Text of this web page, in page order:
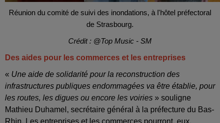
Réunion du comité de suivi des inondations, à l'hôtel préfectoral
de Strasbourg.
Crédit : @Top Music - SM
Des aides pour les commerces et les entreprises
« Une aide de solidarité pour la reconstruction des
infrastructures publiques endommagées va être établie, pour
les routes, les digues ou encore les voiries » souligne
Mathieu Duhamel, secrétaire général à la préfecture du Bas-
Rhin. Les entreprises et les commerces pourront, eux,